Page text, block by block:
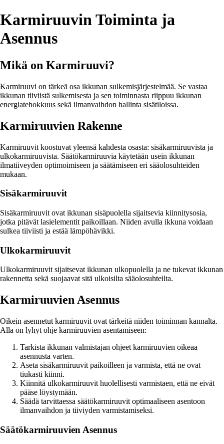
Karmiruuvin Toiminta ja
Asennus
Mikä on Karmiruuvi?
Karmiruuvi on tärkeä osa ikkunan sulkemisjärjestelmää. Se vastaa
ikkunan tiiviistä sulkemisesta ja sen toiminnasta riippuu ikkunan
energiatehokkuus sekä ilmanvaihdon hallinta sisätiloissa.
Karmiruuvien Rakenne
Karmiruuvit koostuvat yleensä kahdesta osasta: sisäkarmiruuvista ja
ulkokarmiruuvista. Säätökarmiruuvia käytetään usein ikkunan
ilmatiiveyden optimoimiseen ja säätämiseen eri sääolosuhteiden
mukaan.
Sisäkarmiruuvit
Sisäkarmiruuvit ovat ikkunan sisäpuolella sijaitsevia kiinnitysosia,
jotka pitävät lasielementit paikoillaan. Niiden avulla ikkuna voidaan
sulkea tiiviisti ja estää lämpöhävikki.
Ulkokarmiruuvit
Ulkokarmiruuvit sijaitsevat ikkunan ulkopuolella ja ne tukevat ikkunan
rakennetta sekä suojaavat sitä ulkoisilta sääolosuhteilta.
Karmiruuvien Asennus
Oikein asennetut karmiruuvit ovat tärkeitä niiden toiminnan kannalta.
Alla on lyhyt ohje karmiruuvien asentamiseen:
Tarkista ikkunan valmistajan ohjeet karmiruuvien oikeaa
asennusta varten.
Aseta sisäkarmiruuvit paikoilleen ja varmista, että ne ovat
tiukasti kiinni.
Kiinnitä ulkokarmiruuvit huolellisesti varmistaen, että ne eivät
pääse löystymään.
Säädä tarvittaessa säätökarmiruuvit optimaaliseen asentoon
ilmanvaihdon ja tiiviyden varmistamiseksi.
Säätökarmiruuvien Asennus